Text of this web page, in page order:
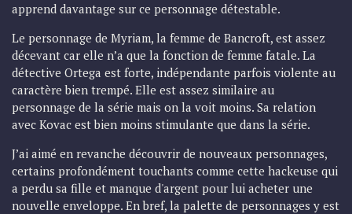
apprend davantage sur ce personnage détestable.
Le personnage de Myriam, la femme de Bancroft, est assez
décevant car elle n’a que la fonction de femme fatale. La
détective Ortega est forte, indépendante parfois violente au
caractère bien trempé. Elle est assez similaire au
personnage de la série mais on la voit moins. Sa relation
avec Kovac est bien moins stimulante que dans la série.
J’ai aimé en revanche découvrir de nouveaux personnages,
certains profondément touchants comme cette hackeuse qui
a perdu sa fille et manque d'argent pour lui acheter une
nouvelle enveloppe. En bref, la palette de personnages y est